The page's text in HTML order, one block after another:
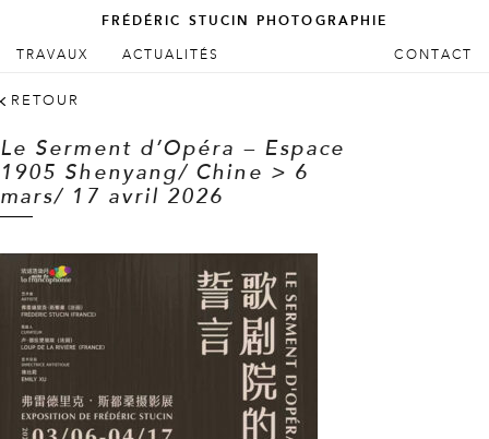
FRÉDÉRIC STUCIN PHOTOGRAPHIE
Menu principal
ALLER AU CONTENU PRINCIPAL
ALLER AU CONTENU SECONDAIRE
TRAVAUX ACTUALITÉS CONTACT
RETOUR
Le Serment d’Opéra – Espace
1905 Shenyang/ Chine > 6
mars/ 17 avril 2026